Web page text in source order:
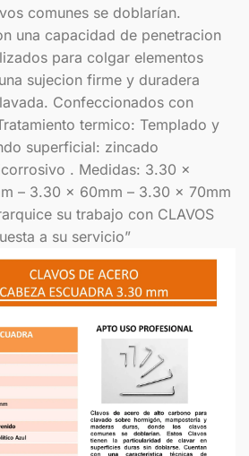
comunes se doblarían.
una capacidad de penetracion
para colgar elementos
sujecion firme y duradera
Confeccionados con
termico: Templado y
superficial: zincado
. Medidas: 3.30 x
– 3.30 x 60mm – 3.30 x 70mm
su trabajo con CLAVOS
a su servicio”